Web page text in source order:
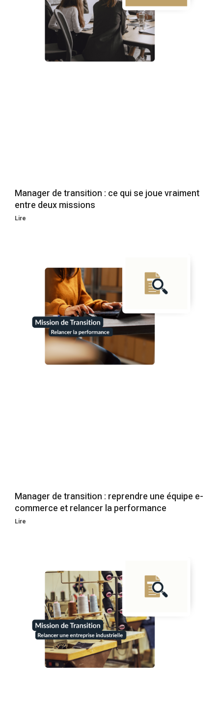
Manager de transition : ce qui se joue vraiment
entre deux missions
Lire
Manager de transition : reprendre une équipe e-
commerce et relancer la performance
Lire